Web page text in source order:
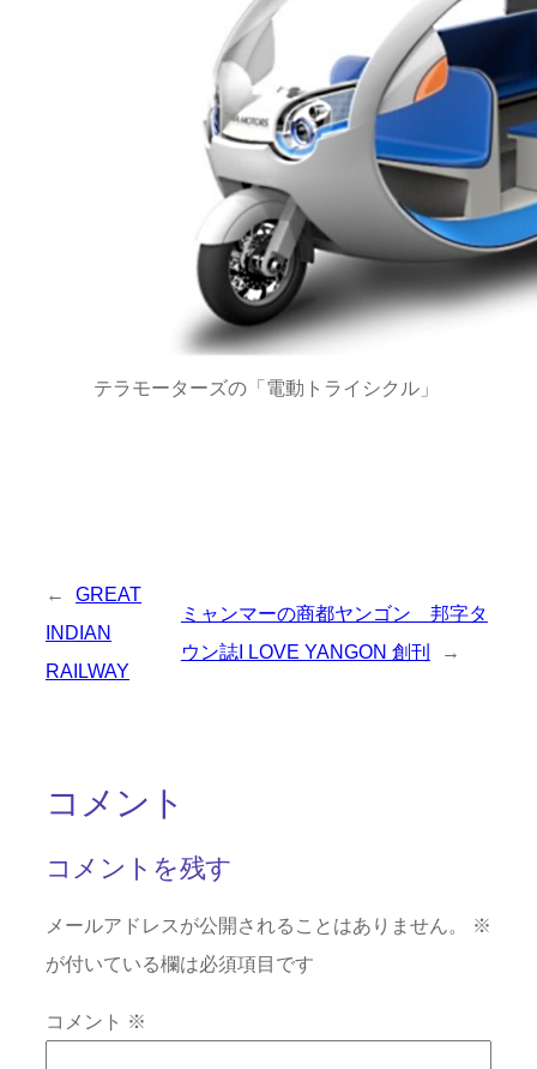
テラモーターズの「電動トライシクル」
←
GREAT
INDIAN
RAILWAY
ミャンマーの商都ヤンゴン 邦字タ
ウン誌I LOVE YANGON 創刊
→
コメント
コメントを残す
メールアドレスが公開されることはありません。
※
が付いている欄は必須項目です
コメント ※